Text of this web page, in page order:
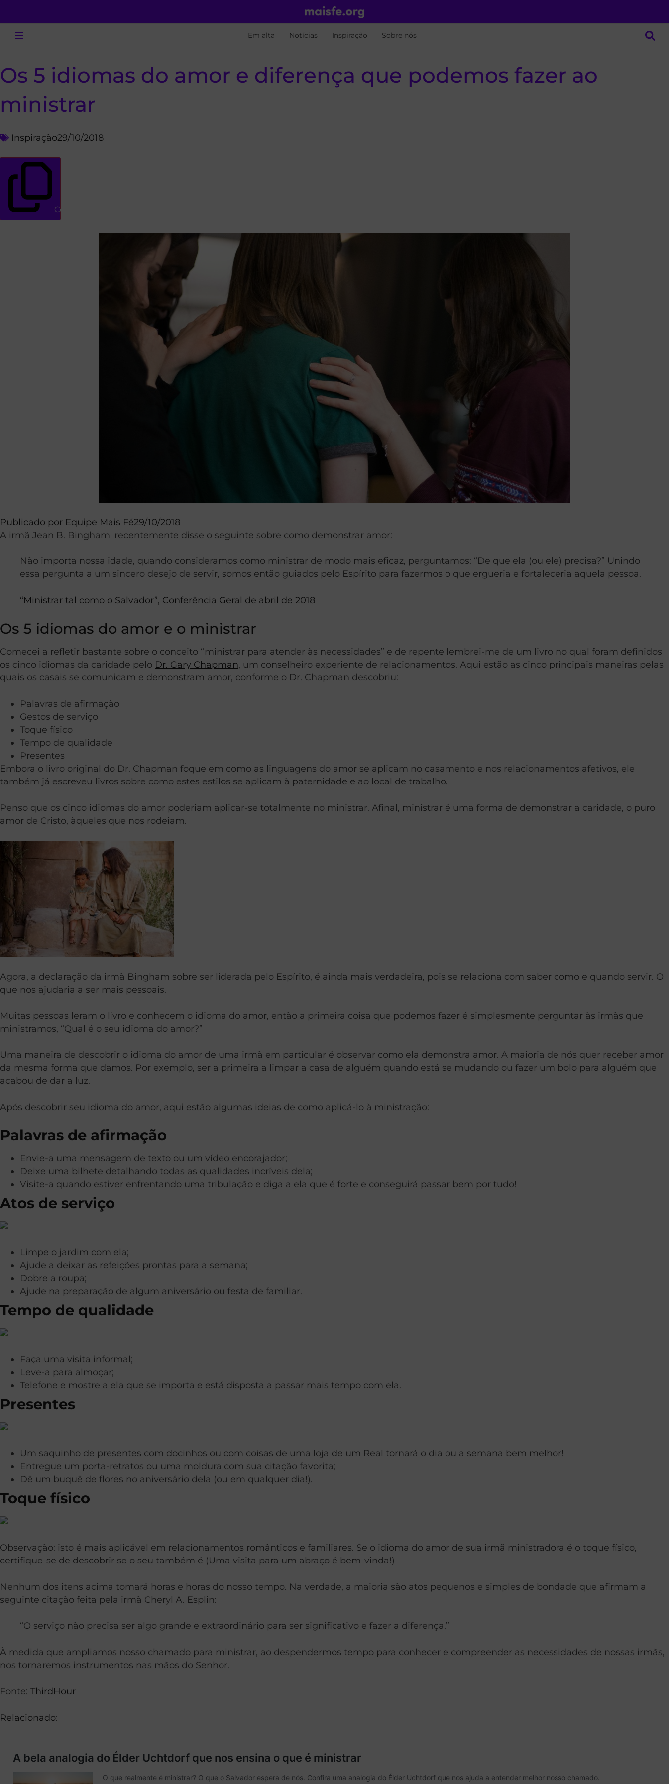
Em alta Notícias Inspiração Sobre nós
Os 5 idiomas do amor e diferença que podemos fazer ao
ministrar
Inspiração29/10/2018
Copiar link
Publicado por Equipe Mais Fé29/10/2018
A irmã Jean B. Bingham, recentemente disse o seguinte sobre como demonstrar amor:
Não importa nossa idade, quando consideramos como ministrar de modo mais eficaz, perguntamos: “De que ela (ou ele) precisa?” Unindo
essa pergunta a um sincero desejo de servir, somos então guiados pelo Espírito para fazermos o que ergueria e fortaleceria aquela pessoa.
“Ministrar tal como o Salvador”, Conferência Geral de abril de 2018
Os 5 idiomas do amor e o ministrar
Comecei a refletir bastante sobre o conceito “ministrar para atender às necessidades” e de repente lembrei-me de um livro no qual foram definidos
os cinco idiomas da caridade pelo Dr. Gary Chapman, um conselheiro experiente de relacionamentos. Aqui estão as cinco principais maneiras pelas
quais os casais se comunicam e demonstram amor, conforme o Dr. Chapman descobriu:
Palavras de afirmação
Gestos de serviço
Toque físico
Tempo de qualidade
Presentes
Embora o livro original do Dr. Chapman foque em como as linguagens do amor se aplicam no casamento e nos relacionamentos afetivos, ele
também já escreveu livros sobre como estes estilos se aplicam à paternidade e ao local de trabalho.
Penso que os cinco idiomas do amor poderiam aplicar-se totalmente no ministrar. Afinal, ministrar é uma forma de demonstrar a caridade, o puro
amor de Cristo, àqueles que nos rodeiam.
Agora, a declaração da irmã Bingham sobre ser liderada pelo Espírito, é ainda mais verdadeira, pois se relaciona com saber como e quando servir. O
que nos ajudaria a ser mais pessoais.
Muitas pessoas leram o livro e conhecem o idioma do amor, então a primeira coisa que podemos fazer é simplesmente perguntar às irmãs que
ministramos, “Qual é o seu idioma do amor?”
Uma maneira de descobrir o idioma do amor de uma irmã em particular é observar como ela demonstra amor. A maioria de nós quer receber amor
da mesma forma que damos. Por exemplo, ser a primeira a limpar a casa de alguém quando está se mudando ou fazer um bolo para alguém que
acabou de dar a luz.
Após descobrir seu idioma do amor, aqui estão algumas ideias de como aplicá-lo à ministração:
Palavras de afirmação
Envie-a uma mensagem de texto ou um vídeo encorajador;
Deixe uma bilhete detalhando todas as qualidades incríveis dela;
Visite-a quando estiver enfrentando uma tribulação e diga a ela que é forte e conseguirá passar bem por tudo!
Atos de serviço
Limpe o jardim com ela;
Ajude a deixar as refeições prontas para a semana;
Dobre a roupa;
Ajude na preparação de algum aniversário ou festa de familiar.
Tempo de qualidade
Faça uma visita informal;
Leve-a para almoçar;
Telefone e mostre a ela que se importa e está disposta a passar mais tempo com ela.
Presentes
Um saquinho de presentes com docinhos ou com coisas de uma loja de um Real tornará o dia ou a semana bem melhor!
Entregue um porta-retratos ou uma moldura com sua citação favorita;
Dê um buquê de flores no aniversário dela (ou em qualquer dia!).
Toque físico
Observação: isto é mais aplicável em relacionamentos românticos e familiares. Se o idioma do amor de sua irmã ministradora é o toque físico,
certifique-se de descobrir se o seu também é (Uma visita para um abraço é bem-vinda!)
Nenhum dos itens acima tomará horas e horas do nosso tempo. Na verdade, a maioria são atos pequenos e simples de bondade que afirmam a
seguinte citação feita pela irmã Cheryl A. Esplin:
“O serviço não precisa ser algo grande e extraordinário para ser significativo e fazer a diferença.”
À medida que ampliamos nosso chamado para ministrar, ao despendermos tempo para conhecer e compreender as necessidades de nossas irmãs,
nos tornaremos instrumentos nas mãos do Senhor.
Fonte: ThirdHour
Relacionado: